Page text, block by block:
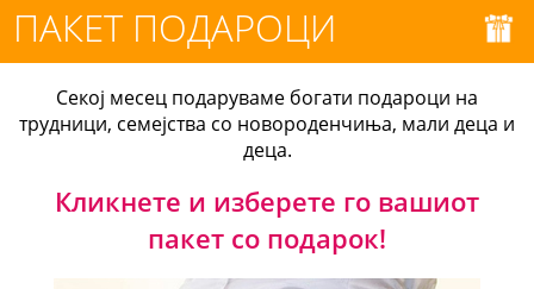
ПАКЕТ ПОДАРОЦИ
Секој месец подаруваме богати подароци на
трудници, семејства со новороденчиња, мали деца и
деца.
Кликнете и изберете го вашиот
пакет со подарок!